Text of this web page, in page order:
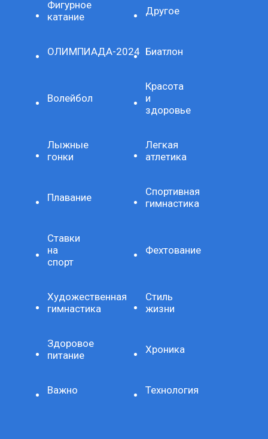
Фигурное
катание
Другое
ОЛИМПИАДА-2024 Биатлон
Волейбол
Красота
и
здоровье
Лыжные
гонки
Легкая
атлетика
Плавание
Спортивная
гимнастика
Ставки
на
спорт
Фехтование
Художественная
гимнастика
Стиль
жизни
Здоровое
питание
Хроника
Важно Технология